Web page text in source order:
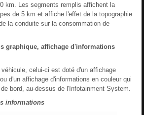
km. Les segments remplis affichent la
de 5 km et affiche l'effet de la topographie
la conduite sur la consommation de
graphique, affichage d'informations
celui-ci est doté d'un affichage
d'un affichage d'informations en couleur qui
bord, au-dessus de l'Infotainment System.
informations